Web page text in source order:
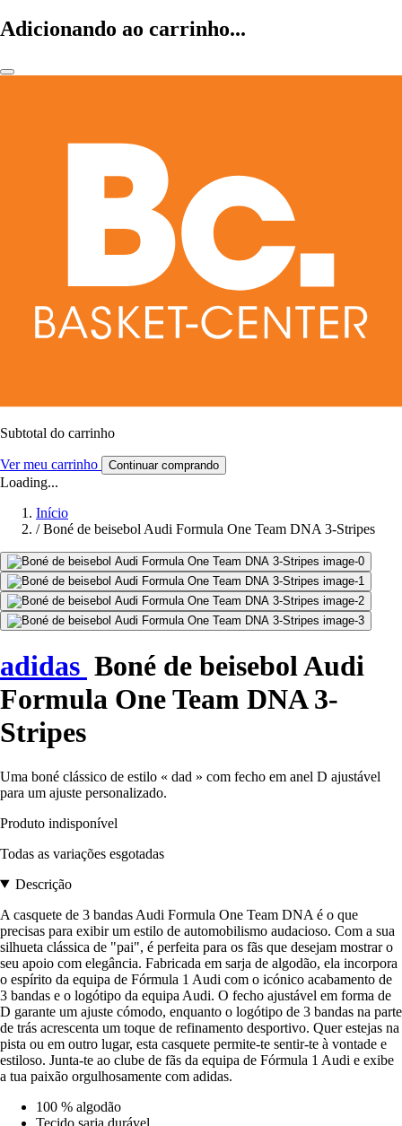
Adicionando ao carrinho...
Subtotal do carrinho
Ver meu carrinho Continuar comprando
Loading...
Início
/ Boné de beisebol Audi Formula One Team DNA 3-Stripes
adidas Boné de beisebol Audi
Formula One Team DNA 3-
Stripes
Uma boné clássico de estilo « dad » com fecho em anel D ajustável
para um ajuste personalizado.
Produto indisponível
Todas as variações esgotadas
Descrição
A casquete de 3 bandas Audi Formula One Team DNA é o que
precisas para exibir um estilo de automobilismo audacioso. Com a sua
silhueta clássica de "pai", é perfeita para os fãs que desejam mostrar o
seu apoio com elegância. Fabricada em sarja de algodão, ela incorpora
o espírito da equipa de Fórmula 1 Audi com o icónico acabamento de
3 bandas e o logótipo da equipa Audi. O fecho ajustável em forma de
D garante um ajuste cómodo, enquanto o logótipo de 3 bandas na parte
de trás acrescenta um toque de refinamento desportivo. Quer estejas na
pista ou em outro lugar, esta casquete permite-te sentir-te à vontade e
estiloso. Junta-te ao clube de fãs da equipa de Fórmula 1 Audi e exibe
a tua paixão orgulhosamente com adidas.
100 % algodão
Tecido sarja durável